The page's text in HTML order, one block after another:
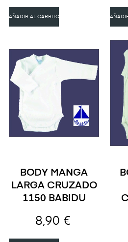
AÑADIR AL CARRITO
BODY MANGA
LARGA CRUZADO
1150 BABIDU
8,90 €